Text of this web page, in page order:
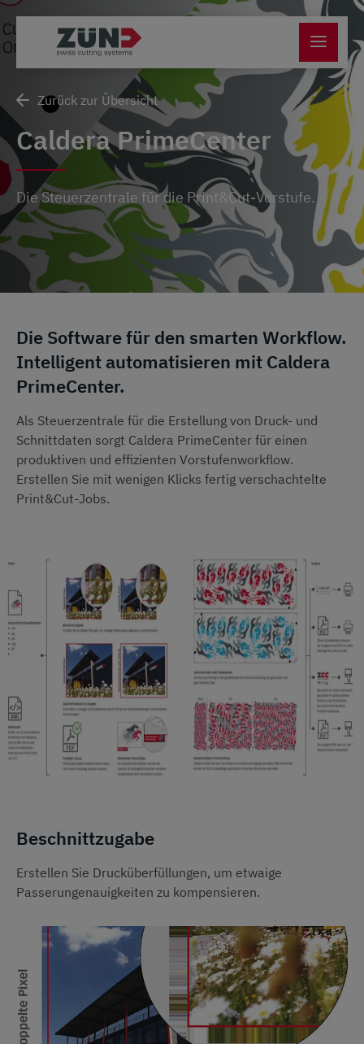
Zurück zur Übersicht
Caldera PrimeCenter
Die Steuerzentrale für die Print&Cut-Vorstufe.
Die Software für den smarten Workflow.
Intelligent automatisieren mit Caldera
PrimeCenter.
Als Steuerzentrale für die Erstellung von Druck- und
Schnittdaten sorgt Caldera PrimeCenter für einen
produktiven und effizienten Vorstufenworkflow.
Erstellen Sie mit wenigen Klicks fertig verschachtelte
Print&Cut-Jobs.
Beschnittzugabe
Erstellen Sie Drucküberfüllungen, um etwaige
Passerungenauigkeiten zu kompensieren.